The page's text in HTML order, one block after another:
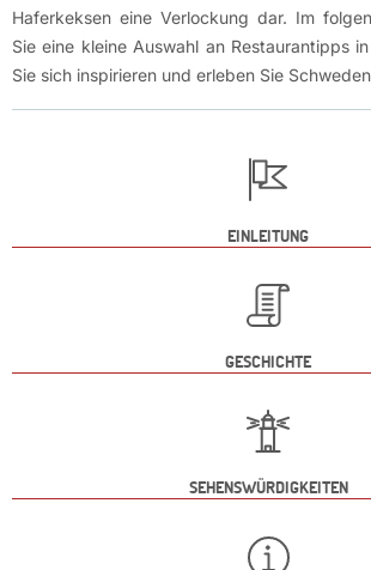
Haferkeksen eine Verlockung dar. Im
Sie eine kleine Auswahl an Restaurantipps
Sie sich inspirieren und erleben Sie
EINLEITUNG
GESCHICHTE
SEHENSWÜRDIGKEITEN